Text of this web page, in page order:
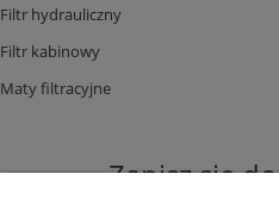
Filtr hydrauliczny
Filtr kabinowy
Maty filtracyjne
Zapisz się